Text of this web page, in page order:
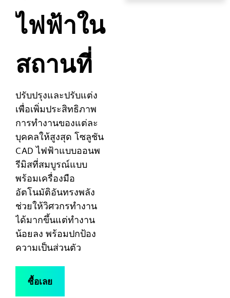
ไฟฟ้าใน
สถานที่
ปรับปรุงและปรับแต่ง
เพื่อเพิ่มประสิทธิภาพ
การทำงานของแต่ละ
บุคคลให้สูงสุด โซลูชัน
CAD ไฟฟ้าแบบออนพ
รีมิสที่สมบูรณ์แบบ
พร้อมเครื่องมือ
อัตโนมัติอันทรงพลัง
ช่วยให้วิศวกรทำงาน
ได้มากขึ้นแต่ทำงาน
น้อยลง พร้อมปกป้อง
ความเป็นส่วนตัว
ซื้อเลย